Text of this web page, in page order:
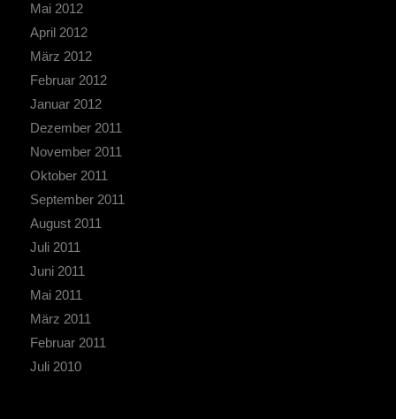
Mai 2012
April 2012
März 2012
Februar 2012
Januar 2012
Dezember 2011
November 2011
Oktober 2011
September 2011
August 2011
Juli 2011
Juni 2011
Mai 2011
März 2011
Februar 2011
Juli 2010